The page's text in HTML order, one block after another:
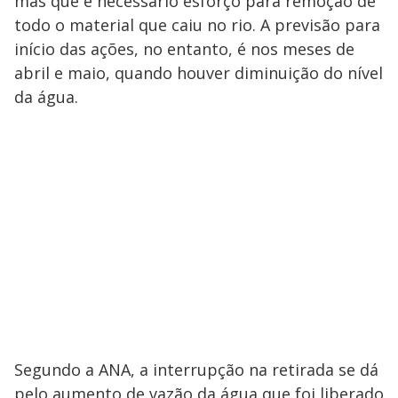
todo o material que caiu no rio. A previsão para
início das ações, no entanto, é nos meses de
abril e maio, quando houver diminuição do nível
da água.
Segundo a ANA, a interrupção na retirada se dá